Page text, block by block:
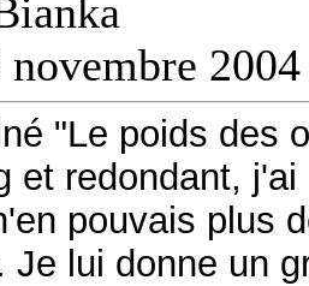
novembre
"Le poids des
et redondant,
pouvais plus
Je lui donne un